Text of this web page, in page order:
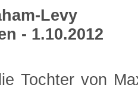
Levy
- 1.10.2012
Tochter von